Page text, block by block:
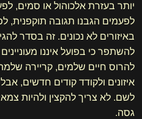
יותר בעזרת אלכוהול או סמים,
לפעמים הגבנו תגובה תוקפנית,
באיזורים לא נכונים. זה בסדר
להשתפר כי בפועל איננו
להרוס חיים שלמים, קריירה
איזונים ולקודד קודים חדשים,
לשם. לא צריך להקצין ולהיות
גסה.